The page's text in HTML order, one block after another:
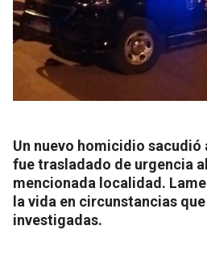
Un nuevo homicidio sacudió
fue trasladado de urgencia
mencionada localidad.
la vida en circunstancias
investigadas.